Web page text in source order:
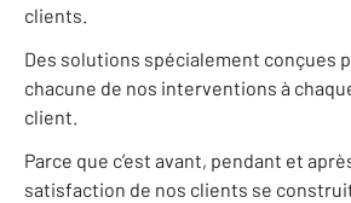
clients.
Des solutions spécialement conçues
chacune de nos interventions à
client.
Parce que c’est avant, pendant et
satisfaction de nos clients se